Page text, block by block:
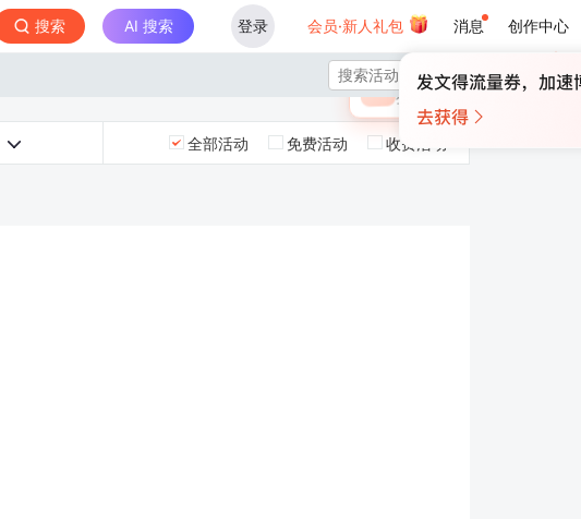
搜索 AI 搜索 登录 会员·新人礼包 消息 创作中心
×
🎁 未登录
登录领取最高

 全部活动 免费活动 收费活动